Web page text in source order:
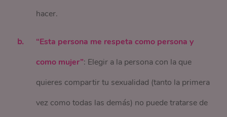
hacer.
“Esta persona me respeta como persona y
como mujer”: Elegir a la persona con la que
quieres compartir tu sexualidad (tanto la primera
vez como todas las demás) no puede tratarse de